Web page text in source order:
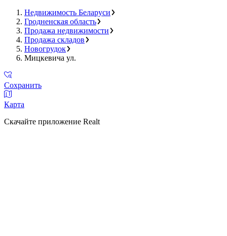
Недвижимость Беларуси
Гродненская область
Продажа недвижимости
Продажа складов
Новогрудок
Мицкевича ул.
Сохранить
Карта
Скачайте приложение Realt